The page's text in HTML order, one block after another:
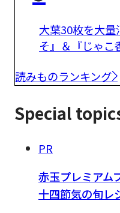
大葉30枚を大
そ』＆『じゃこ
読みものランキング
Special
PR
赤玉プレミアム
十四節気の旬レ